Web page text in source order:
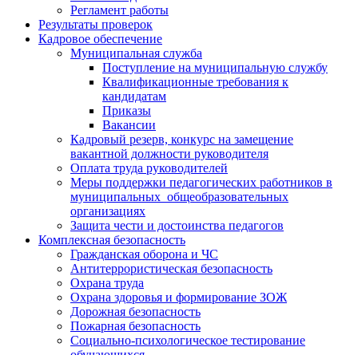
Регламент работы
Результаты проверок
Кадровое обеспечение
Муниципальная служба
Поступление на муниципальную службу
Квалификационные требования к
кандидатам
Приказы
Вакансии
Кадровый резерв, конкурс на замещение
вакантной должности руководителя
Оплата труда руководителей
Меры поддержки педагогических работников в
муниципальных общеобразовательных
организациях
Защита чести и достоинства педагогов
Комплексная безопасность
Гражданская оборона и ЧС
Антитеррористическая безопасность
Охрана труда
Охрана здоровья и формирование ЗОЖ
Дорожная безопасность
Пожарная безопасность
Социально-психологическое тестирование